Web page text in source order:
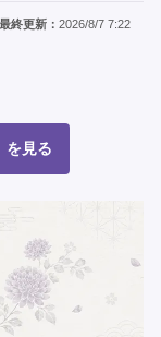
最終更新： 2026/8/7 7:22
を見る